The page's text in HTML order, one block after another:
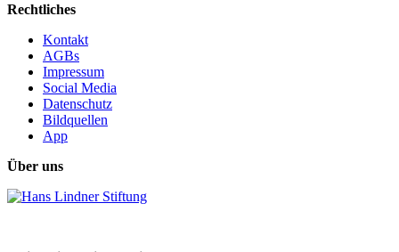
Rechtliches
Kontakt
AGBs
Impressum
Social Media
Datenschutz
Bildquellen
App
Über uns